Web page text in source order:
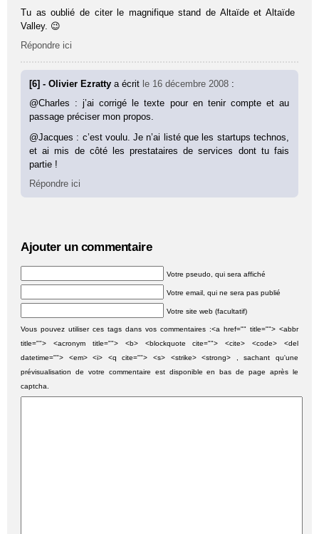
Tu as oublié de citer le magnifique stand de Altaïde et Altaïde
Valley. 😉
Répondre ici
[6] - Olivier Ezrattya écrit le 16 décembre 2008 :
@Charles : j’ai corrigé le texte pour en tenir compte et au
passage préciser mon propos.
@Jacques : c’est voulu. Je n’ai listé que les startups technos,
et ai mis de côté les prestataires de services dont tu fais
partie !
Répondre ici
Ajouter un commentaire
Votre pseudo, qui sera affiché
Votre email, qui ne sera pas publié
Votre site web (facultatif)
Vous pouvez utiliser ces tags dans vos commentaires :<a href="" title=""> <abbr
title=""> <acronym title=""> <b> <blockquote cite=""> <cite> <code> <del
datetime=""> <em> <i> <q cite=""> <s> <strike> <strong> , sachant qu'une
prévisualisation de votre commentaire est disponible en bas de page après le
captcha.